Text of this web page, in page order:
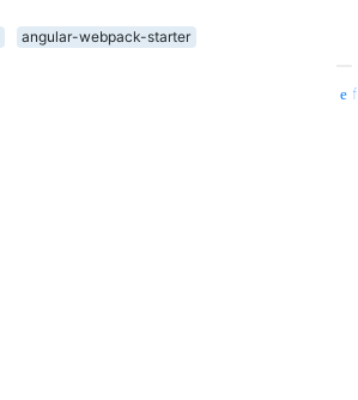
angular-webpack-starter